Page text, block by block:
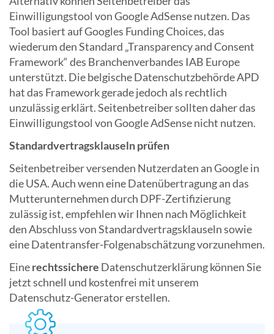
Einwilligungstool von Google AdSense nutzen. Das
Tool basiert auf Googles Funding Choices, das
wiederum den Standard „Transparency and Consent
Framework“ des Branchenverbandes IAB Europe
unterstützt. Die belgische Datenschutzbehörde APD
hat das Framework gerade jedoch als rechtlich
unzulässig erklärt. Seitenbetreiber sollten daher das
Einwilligungstool von Google AdSense nicht nutzen.
Standardvertragsklauseln prüfen
Seitenbetreiber versenden Nutzerdaten an Google in
die USA. Auch wenn eine Datenübertragung an das
Mutterunternehmen durch DPF-Zertifizierung
zulässig ist, empfehlen wir Ihnen nach Möglichkeit
den Abschluss von Standardvertragsklauseln sowie
eine Datentransfer-Folgenabschätzung vorzunehmen.
Einerechtssichere Datenschutzerklärung können Sie
jetzt schnell und kostenfrei mit unserem
Datenschutz-Generator erstellen.